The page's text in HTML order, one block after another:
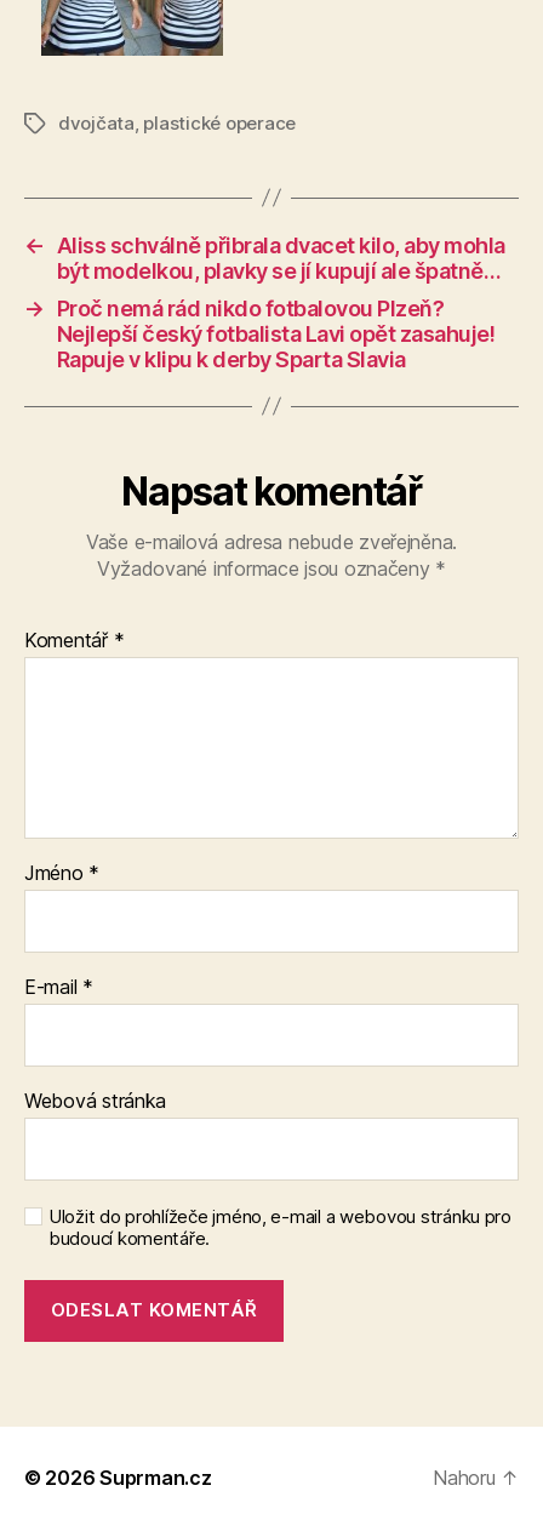
Štítkydvojčata plastické operace
←
Aliss schválně přibrala dvacet kilo, aby mohla
být modelkou, plavky se jí kupují ale špatně…
→
Proč nemá rád nikdo fotbalovou Plzeň?
Nejlepší český fotbalista Lavi opět zasahuje!
Rapuje v klipu k derby Sparta Slavia
Napsat komentář
Vaše e-mailová adresa nebude zveřejněna.
Vyžadované informace jsou označeny *
Komentář *
Jméno *
E-mail *
Webová stránka
Uložit do prohlížeče jméno, e-mail a webovou stránku pro
budoucí komentáře.
© 2026Suprman.cz Nahoru ↑